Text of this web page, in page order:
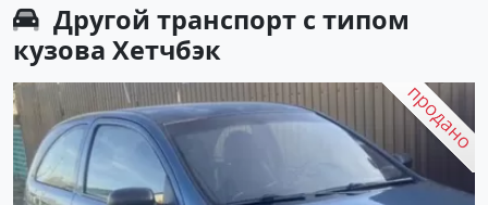
Другой транспорт с типом
кузова Хетчбэк